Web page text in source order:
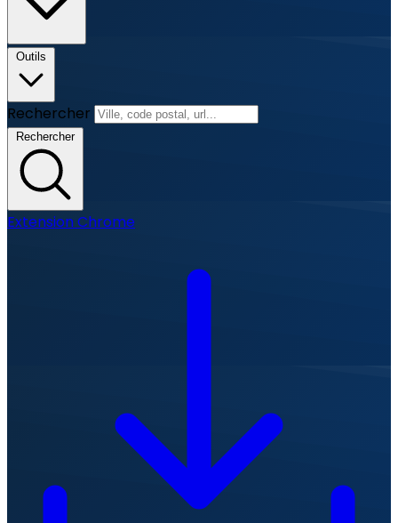
Outils
Rechercher
Rechercher
Extension Chrome